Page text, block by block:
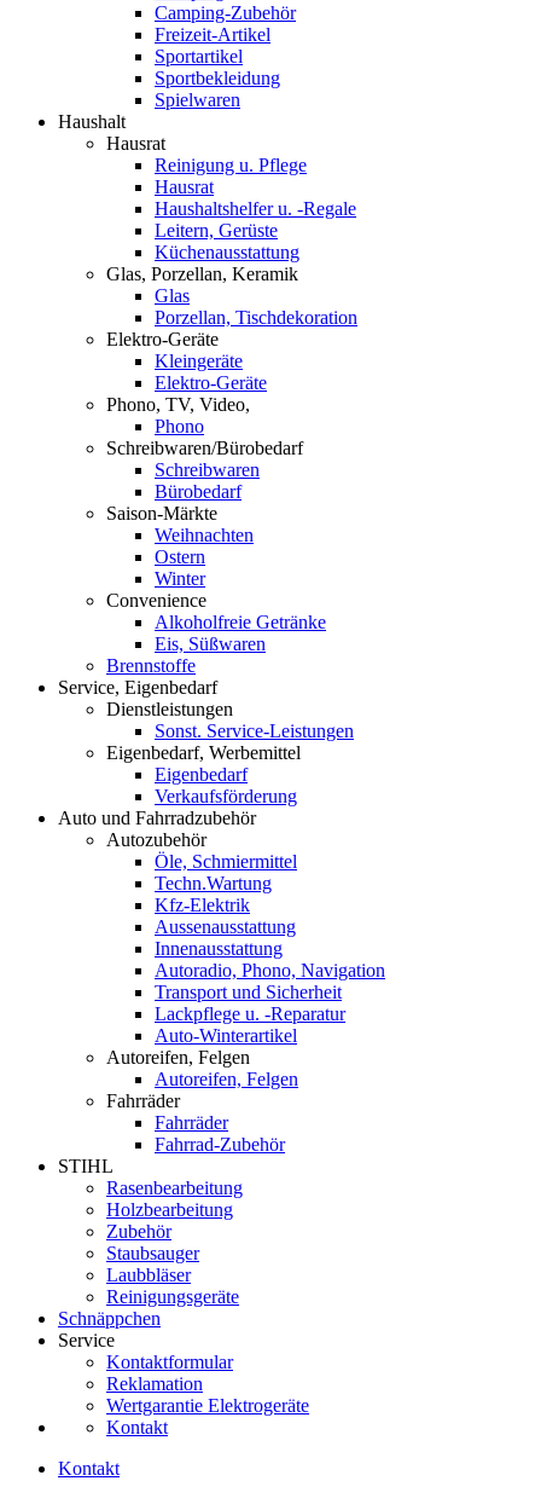
Camping-Zubehör
Freizeit-Artikel
Sportartikel
Sportbekleidung
Spielwaren
Haushalt
Hausrat
Reinigung u. Pflege
Hausrat
Haushaltshelfer u. -Regale
Leitern, Gerüste
Küchenausstattung
Glas, Porzellan, Keramik
Glas
Porzellan, Tischdekoration
Elektro-Geräte
Kleingeräte
Elektro-Geräte
Phono, TV, Video,
Phono
Schreibwaren/Bürobedarf
Schreibwaren
Bürobedarf
Saison-Märkte
Weihnachten
Ostern
Winter
Convenience
Alkoholfreie Getränke
Eis, Süßwaren
Brennstoffe
Service, Eigenbedarf
Dienstleistungen
Sonst. Service-Leistungen
Eigenbedarf, Werbemittel
Eigenbedarf
Verkaufsförderung
Auto und Fahrradzubehör
Autozubehör
Öle, Schmiermittel
Techn.Wartung
Kfz-Elektrik
Aussenausstattung
Innenausstattung
Autoradio, Phono, Navigation
Transport und Sicherheit
Lackpflege u. -Reparatur
Auto-Winterartikel
Autoreifen, Felgen
Autoreifen, Felgen
Fahrräder
Fahrräder
Fahrrad-Zubehör
STIHL
Rasenbearbeitung
Holzbearbeitung
Zubehör
Staubsauger
Laubbläser
Reinigungsgeräte
Schnäppchen
Service
Kontaktformular
Reklamation
Wertgarantie Elektrogeräte
Kontakt
Kontakt